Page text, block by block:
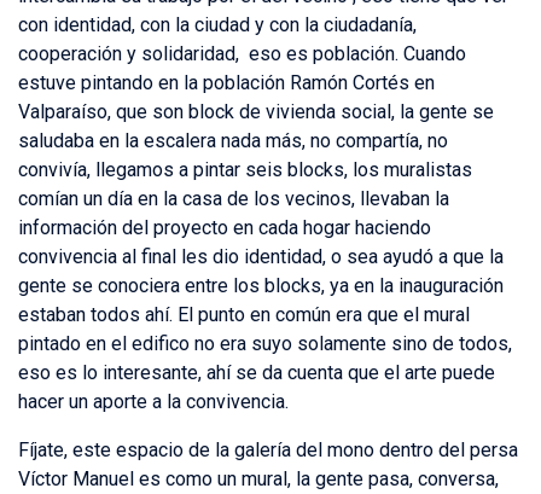
con identidad, con la ciudad y con la ciudadanía,
cooperación y solidaridad, eso es población. Cuando
estuve pintando en la población Ramón Cortés en
Valparaíso, que son block de vivienda social, la gente se
saludaba en la escalera nada más, no compartía, no
convivía, llegamos a pintar seis blocks, los muralistas
comían un día en la casa de los vecinos, llevaban la
información del proyecto en cada hogar haciendo
convivencia al final les dio identidad, o sea ayudó a que la
gente se conociera entre los blocks, ya en la inauguración
estaban todos ahí. El punto en común era que el mural
pintado en el edifico no era suyo solamente sino de todos,
eso es lo interesante, ahí se da cuenta que el arte puede
hacer un aporte a la convivencia.
Fíjate, este espacio de la galería del mono dentro del persa
Víctor Manuel es como un mural, la gente pasa, conversa,